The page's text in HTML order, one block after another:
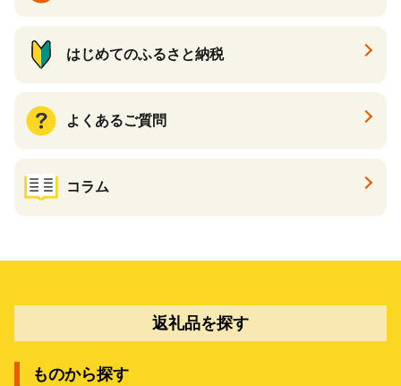
はじめてのふるさと納税
よくあるご質問
コラム
返礼品を探す
ものから探す